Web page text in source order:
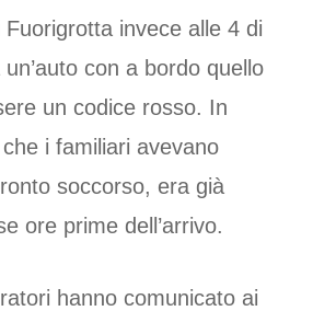
invece alle 4 di
con a bordo quello
un codice rosso. In
i familiari avevano
soccorso, era già
ore prime dell’arrivo.
hanno comunicato ai